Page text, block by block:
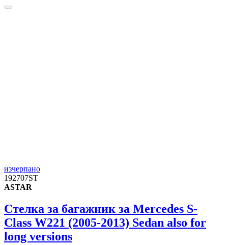
изчерпано
192707ST
ASTAR
Стелка за багажник за Mercedes S-
Class W221 (2005-2013) Sedan also for
long versions